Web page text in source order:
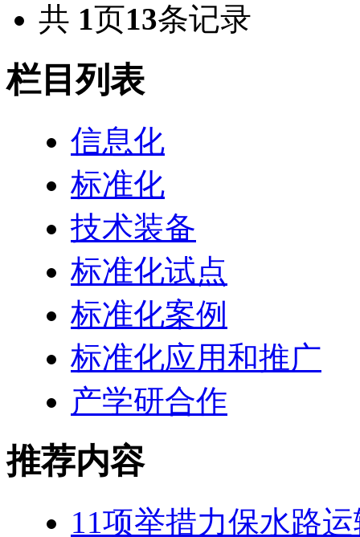
共 1页13条记录
栏目列表
信息化
标准化
技术装备
标准化试点
标准化案例
标准化应用和推广
产学研合作
推荐内容
11项举措力保水路